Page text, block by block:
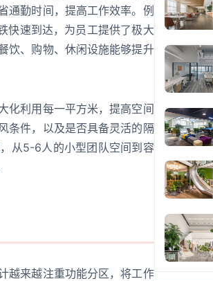
通勤时间，提高工作效率。例
快速到达，为员工提供了极大
饮、购物、休闲设施能够提升
化利用每一平方米，提高空间
条件，以及是否具备灵活的隔
从5-6人的小型团队空间到容
越来越注重功能分区，将工作